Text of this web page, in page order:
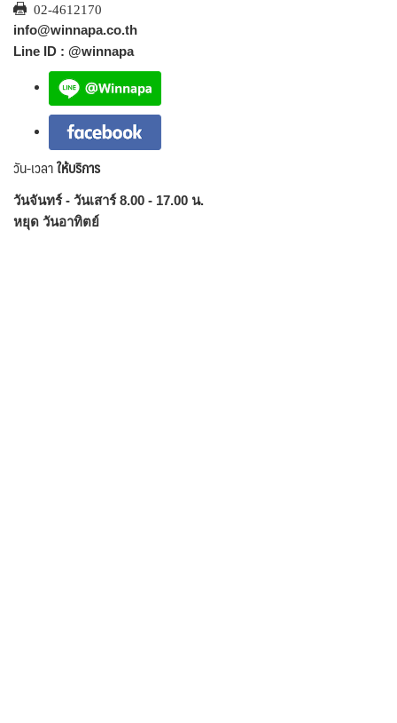
02-4612170
info@winnapa.co.th
Line ID : @winnapa
วัน-เวลาให้บริการ
วันจันทร์ - วันเสาร์ 8.00 - 17.00 น.
หยุด วันอาทิตย์